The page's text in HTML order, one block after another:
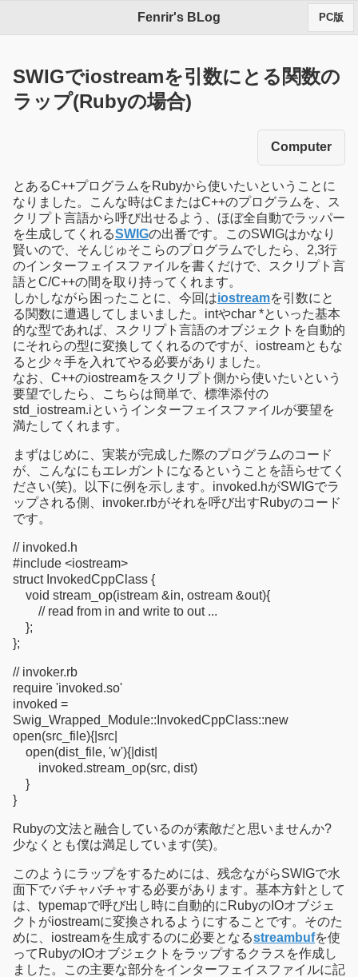
Fenrir's BLog PC版
SWIGでiostreamを引数にとる関数の
ラップ(Rubyの場合)
Computer
とあるC++プログラムをRubyから使いたいということに
なりました。こんな時はCまたはC++のプログラムを、ス
クリプト言語から呼び出せるよう、ほぼ全自動でラッパー
を生成してくれるSWIGの出番です。このSWIGはかなり
賢いので、そんじゅそこらのプログラムでしたら、2,3行
のインターフェイスファイルを書くだけで、スクリプト言
語とC/C++の間を取り持ってくれます。
しかしながら困ったことに、今回はiostreamを引数にと
る関数に遭遇してしまいました。intやchar *といった基本
的な型であれば、スクリプト言語のオブジェクトを自動的
にそれらの型に変換してくれるのですが、iostreamともな
ると少々手を入れてやる必要がありました。
なお、C++のiostreamをスクリプト側から使いたいという
要望でしたら、こちらは簡単で、標準添付の
std_iostream.iというインターフェイスファイルが要望を
満たしてくれます。
まずはじめに、実装が完成した際のプログラムのコード
が、こんなにもエレガントになるということを語らせてく
ださい(笑)。以下に例を示します。invoked.hがSWIGでラ
ップされる側、invoker.rbがそれを呼び出すRubyのコード
です。
// invoked.h
#include <iostream>
struct InvokedCppClass {
void stream_op(istream &in, ostream &out){
// read from in and write to out ...
};
};
// invoker.rb
require 'invoked.so'
invoked =
Swig_Wrapped_Module::InvokedCppClass::new
open(src_file){|src|
open(dist_file, 'w'){|dist|
invoked.stream_op(src, dist)
}
}
Rubyの文法と融合しているのが素敵だと思いませんか?
少なくとも僕は満足しています(笑)。
このようにラップをするためには、残念ながらSWIGで水
面下でバチャバチャする必要があります。基本方針として
は、typemapで呼び出し時に自動的にRubyのIOオブジェ
クトがiostreamに変換されるようにすることです。そのた
めに、iostreamを生成するのに必要となるstreambufを使
ってRubyのIOオブジェクトをラップするクラスを作成し
ました。この主要な部分をインターフェイスファイルに記